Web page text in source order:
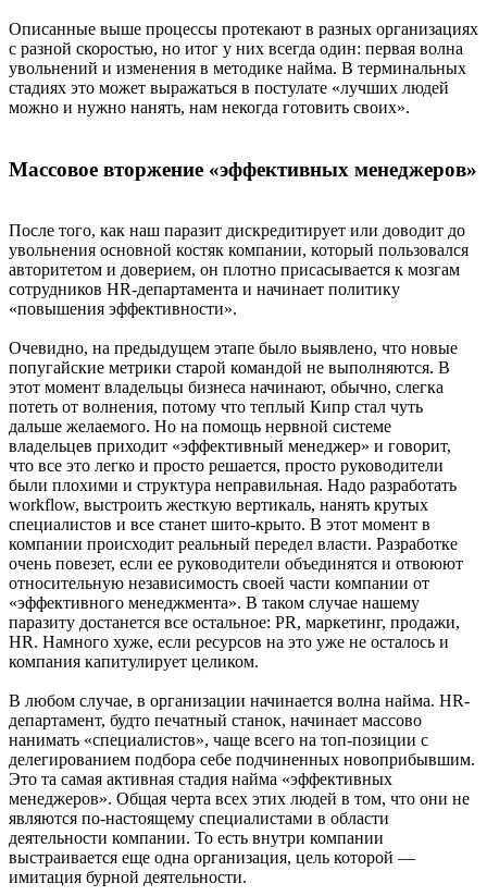
Описанные выше процессы протекают в разных организациях
с разной скоростью, но итог у них всегда один: первая волна
увольнений и изменения в методике найма. В терминальных
стадиях это может выражаться в постулате «лучших людей
можно и нужно нанять, нам некогда готовить своих».
Массовое вторжение «эффективных менеджеров»
После того, как наш паразит дискредитирует или доводит до
увольнения основной костяк компании, который пользовался
авторитетом и доверием, он плотно присасывается к мозгам
сотрудников HR-департамента и начинает политику
«повышения эффективности».
Очевидно, на предыдущем этапе было выявлено, что новые
попугайские метрики старой командой не выполняются. В
этот момент владельцы бизнеса начинают, обычно, слегка
потеть от волнения, потому что теплый Кипр стал чуть
дальше желаемого. Но на помощь нервной системе
владельцев приходит «эффективный менеджер» и говорит,
что все это легко и просто решается, просто руководители
были плохими и структура неправильная. Надо разработать
workflow, выстроить жесткую вертикаль, нанять крутых
специалистов и все станет шито-крыто. В этот момент в
компании происходит реальный передел власти. Разработке
очень повезет, если ее руководители объединятся и отвоюют
относительную независимость своей части компании от
«эффективного менеджмента». В таком случае нашему
паразиту достанется все остальное: PR, маркетинг, продажи,
HR. Намного хуже, если ресурсов на это уже не осталось и
компания капитулирует целиком.
В любом случае, в организации начинается волна найма. HR-
департамент, будто печатный станок, начинает массово
нанимать «специалистов», чаще всего на топ-позиции с
делегированием подбора себе подчиненных новоприбывшим.
Это та самая активная стадия найма «эффективных
менеджеров». Общая черта всех этих людей в том, что они не
являются по-настоящему специалистами в области
деятельности компании. То есть внутри компании
выстраивается еще одна организация, цель которой —
имитация бурной деятельности.